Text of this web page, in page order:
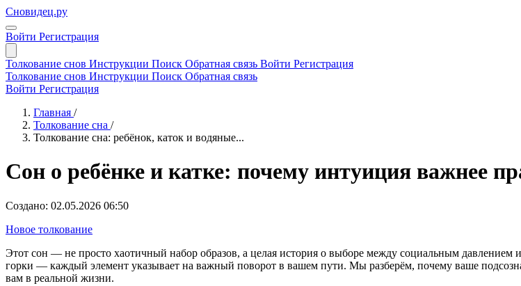
Сновидец.ру
Войти Регистрация
Толкование снов Инструкции Поиск Обратная связь Войти Регистрация
Толкование снов Инструкции Поиск Обратная связь
Войти Регистрация
Главная /
Толкование сна /
Толкование сна: ребёнок, каток и водяные...
Сон о ребёнке и катке: почему интуиция важнее
Создано: 02.05.2026 06:50
Новое толкование
Этот сон — не просто хаотичный набор образов, а целая история о выборе между социальным давлением
горки — каждый элемент указывает на важный поворот в вашем пути. Мы разберём, почему ваше
вам в реальной жизни.